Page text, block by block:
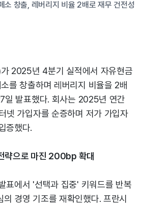
소 창출, 레버리지 비율 2배로 재무 건전성
2025년 4분기 실적에서 자유현금
를 창출하며 레버리지 비율을 2배
일 발표했다. 회사는 2025년 연간
넷 가입자를 순증하며 저가 가입자
증했다.
략으로 마진 200bp 확대
표에서 '선택과 집중' 키워드를 반복
경영 기조를 재확인했다. 프란시